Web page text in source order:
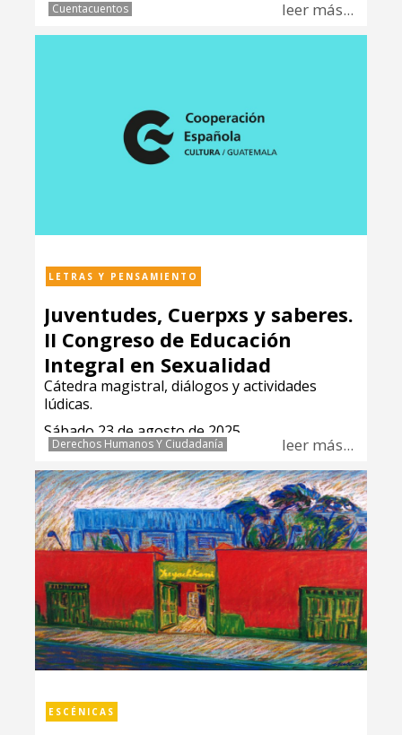
Cuentacuentos leer más...
LETRAS Y PENSAMIENTO
Juventudes, Cuerpxs y saberes.
II Congreso de Educación
Integral en Sexualidad
Cátedra magistral, diálogos y actividades
lúdicas.
Sábado 23 de agosto de 2025
Derechos Humanos Y Ciudadanía leer más...
ESCÉNICAS